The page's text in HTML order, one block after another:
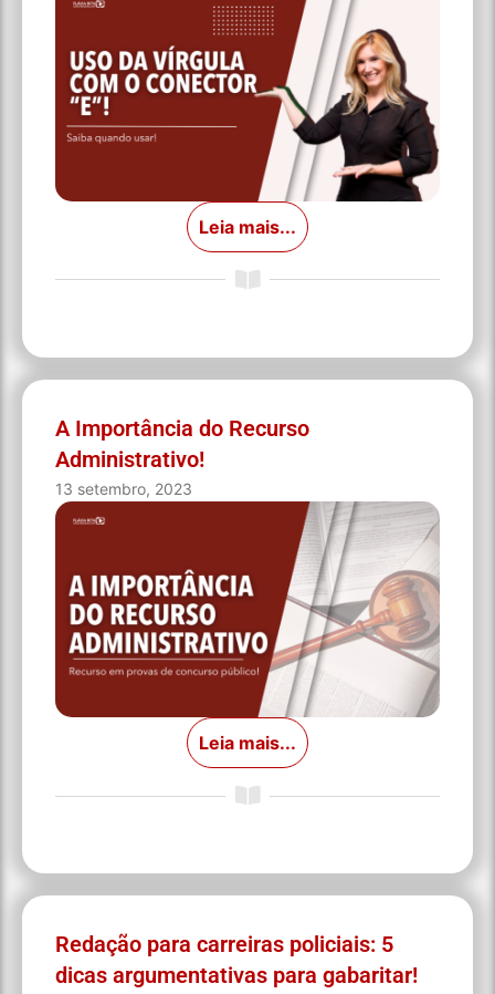
Leia mais...
A Importância do Recurso
Administrativo!
13 setembro, 2023
Leia mais...
Redação para carreiras policiais: 5
dicas argumentativas para gabaritar!